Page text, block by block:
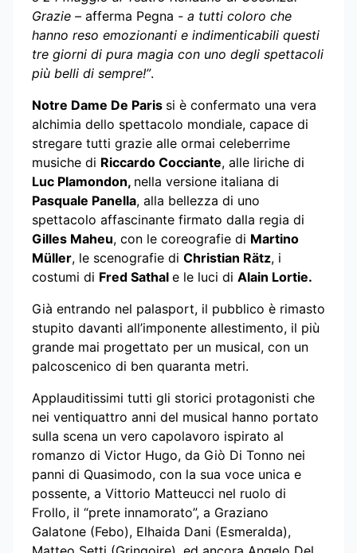
Grazie – afferma Pegna - a tutti coloro che
hanno reso emozionanti e indimenticabili questi
tre giorni di pura magia con uno degli spettacoli
più belli di sempre!”.
Notre Dame De Paris si è confermato una vera
alchimia dello spettacolo mondiale, capace di
stregare tutti grazie alle ormai celeberrime
musiche di Riccardo Cocciante, alle liriche di
Luc Plamondon, nella versione italiana di
Pasquale Panella, alla bellezza di uno
spettacolo affascinante firmato dalla regia di
Gilles Maheu, con le coreografie di Martino
Müller, le scenografie di Christian Rätz, i
costumi di Fred Sathal e le luci di Alain Lortie.
Già entrando nel palasport, il pubblico è rimasto
stupito davanti all’imponente allestimento, il più
grande mai progettato per un musical, con un
palcoscenico di ben quaranta metri.
Applauditissimi tutti gli storici protagonisti che
nei ventiquattro anni del musical hanno portato
sulla scena un vero capolavoro ispirato al
romanzo di Victor Hugo, da Giò Di Tonno nei
panni di Quasimodo, con la sua voce unica e
possente, a Vittorio Matteucci nel ruolo di
Frollo, il “prete innamorato”, a Graziano
Galatone (Febo), Elhaida Dani (Esmeralda),